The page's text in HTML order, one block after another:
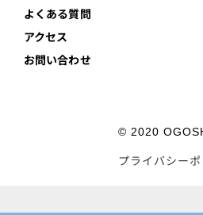
よくある質問
アクセス
お問い合わせ
© 2020
プライバシー